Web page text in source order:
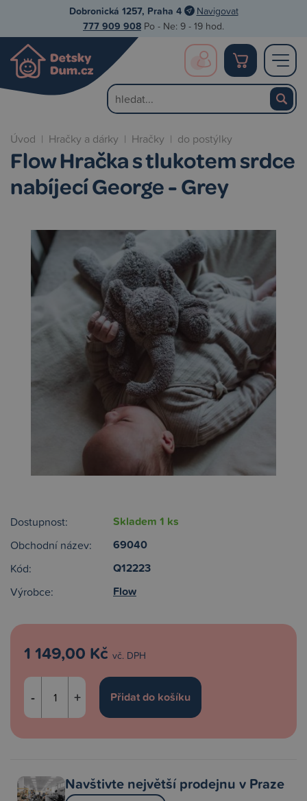
Dobronická 1257, Praha 4 Navigovat
777 909 908 Po - Ne: 9 - 19 hod.
Úvod | Hračky a dárky | Hračky | do postýlky
Flow Hračka s tlukotem srdce
nabíjecí George - Grey
Dostupnost: Skladem 1 ks
Obchodní název: 69040
Kód: Q12223
Výrobce: Flow
1 149,00 Kč vč. DPH
- +
Navštivte největší prodejnu v Praze